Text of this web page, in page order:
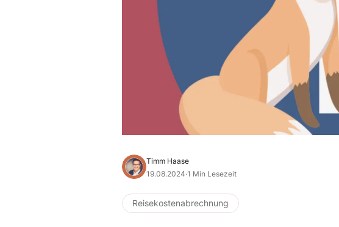
Timm Haase
19.08.2024·1 Min Lesezeit
Reisekostenabrechnung